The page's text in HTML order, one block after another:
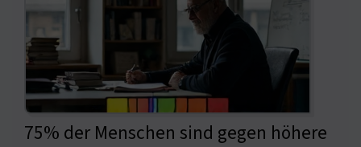
75% der Menschen sind gegen höhere